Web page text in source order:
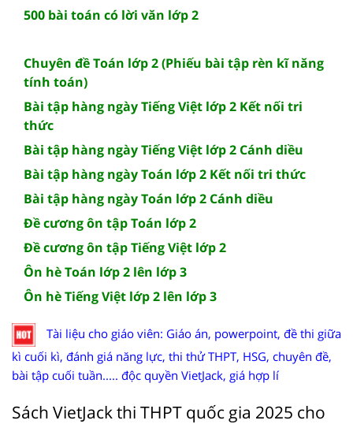
500 bài toán có lời văn lớp 2
Chuyên đề Toán lớp 2 (Phiếu bài tập rèn kĩ năng
tính toán)
Bài tập hàng ngày Tiếng Việt lớp 2 Kết nối tri
thức
Bài tập hàng ngày Tiếng Việt lớp 2 Cánh diều
Bài tập hàng ngày Toán lớp 2 Kết nối tri thức
Bài tập hàng ngày Toán lớp 2 Cánh diều
Đề cương ôn tập Toán lớp 2
Đề cương ôn tập Tiếng Việt lớp 2
Ôn hè Toán lớp 2 lên lớp 3
Ôn hè Tiếng Việt lớp 2 lên lớp 3
Tài liệu cho giáo viên: Giáo án, powerpoint, đề thi giữa
kì cuối kì, đánh giá năng lực, thi thử THPT, HSG, chuyên đề,
bài tập cuối tuần..... độc quyền VietJack, giá hợp lí
Sách VietJack thi THPT quốc gia 2025 cho